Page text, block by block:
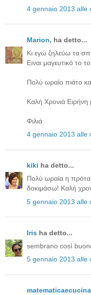
4 gennaio 2013 alle
Μarion, ha detto...
Κι εγώ ζηλεύω τα
Ειναι μαγευτικό το
Πολύ ωραίο πιάτο
Καλή Χρονιά Ειρήνη
Φιλιά
4 gennaio 2013 alle
kiki ha detto...
Πολύ ωραία η
δοκιμάσω! Καλή
5 gennaio 2013 alle
Iris ha detto...
sembrano così
5 gennaio 2013 alle
matematicaecucina